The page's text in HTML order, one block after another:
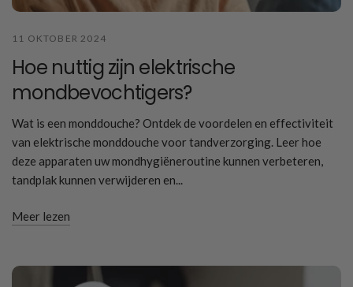
11 OKTOBER 2024
Hoe nuttig zijn elektrische
mondbevochtigers?
Wat is een monddouche? Ontdek de voordelen en effectiviteit
van elektrische monddouche voor tandverzorging. Leer hoe
deze apparaten uw mondhygiëneroutine kunnen verbeteren,
tandplak kunnen verwijderen en...
Meer lezen